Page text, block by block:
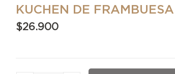
KUCHEN DE
$26.900